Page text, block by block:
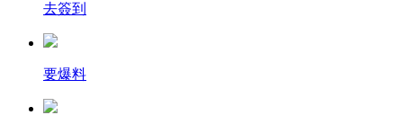
去簽到
要爆料